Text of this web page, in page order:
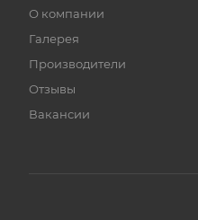
О компании
Галерея
Производители
Отзывы
Вакансии